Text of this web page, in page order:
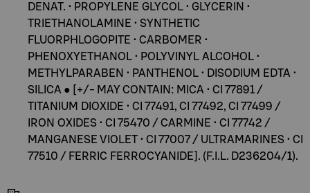
DENAT. • PROPYLENE GLYCOL • GLYCERIN •
TRIETHANOLAMINE • SYNTHETIC
FLUORPHLOGOPITE • CARBOMER •
PHENOXYETHANOL • POLYVINYL ALCOHOL •
METHYLPARABEN • PANTHENOL • DISODIUM EDTA •
SILICA ● [+/- MAY CONTAIN: MICA • CI 77891 /
TITANIUM DIOXIDE • CI 77491, CI 77492, CI 77499 /
IRON OXIDES • CI 75470 / CARMINE • CI 77742 /
MANGANESE VIOLET • CI 77007 / ULTRAMARINES • CI
77510 / FERRIC FERROCYANIDE]. (F.I.L. D236204/1).